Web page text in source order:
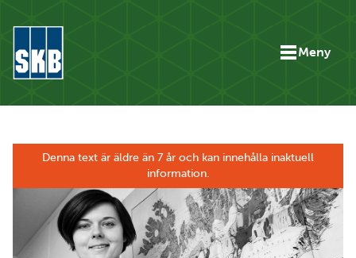
Meny
Denna text är äldre än 7 år och kan innehålla inaktuell
information.